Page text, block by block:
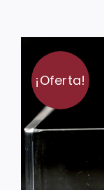
¡Oferta!